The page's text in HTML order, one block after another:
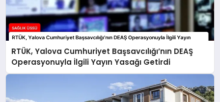
RTÜK, Yalova Cumhuriyet Başsavcılığı’nın DEAŞ
Operasyonuyla İlgili Yayın Yasağı Getirdi